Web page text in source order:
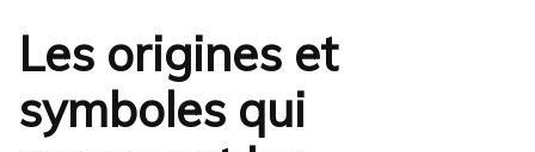
Les origines et
symboles qui